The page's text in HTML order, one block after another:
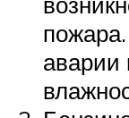
аварии